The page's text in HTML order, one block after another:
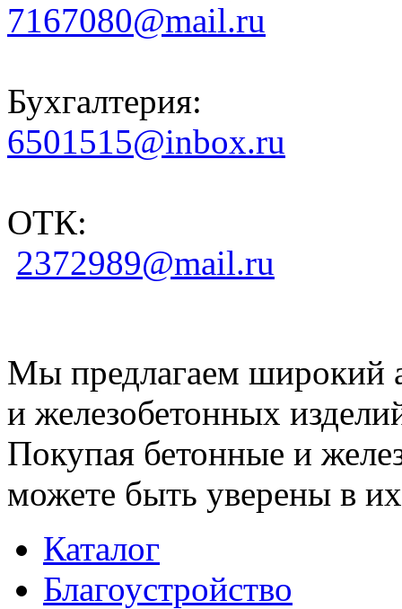
7167080@mail.ru
Бухгалтерия:
6501515@inbox.ru
ОТК:
2372989@mail.ru
Мы предлагаем широкий
и железобетонных
Покупая бетонные и
можете быть уверены в их
Каталог
Благоустройство